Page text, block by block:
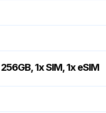
1x SIM, 1x eSIM